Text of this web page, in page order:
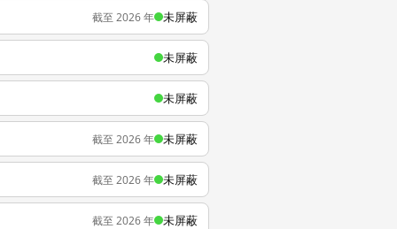
截至 2026 年 未屏蔽
未屏蔽
未屏蔽
截至 2026 年 未屏蔽
截至 2026 年 未屏蔽
截至 2026 年 未屏蔽